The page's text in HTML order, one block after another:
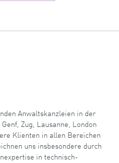
Anwaltskanzleien in der
Zug, Lausanne, London
Klienten in allen Bereichen
uns insbesondere durch
in technisch-